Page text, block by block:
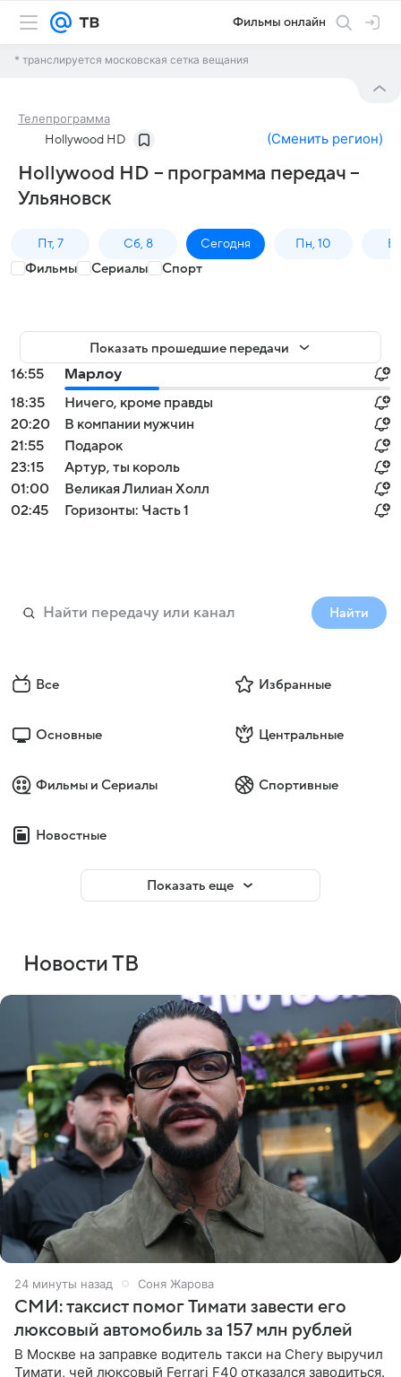
Фильмы онлайн
* транслируется московская сетка вещания
Телепрограмма
Hollywood HD (Сменить регион)
Hollywood HD – программа передач –
Ульяновск
Пт, 7 Сб, 8 Сегодня Пн, 10
Фильмы Сериалы Спорт
Показать прошедшие передачи
16:55
Марлоу
18:35
Ничего, кроме правды
20:20
В компании мужчин
21:55
Подарок
23:15
Артур, ты король
01:00
Великая Лилиан Холл
02:45
Горизонты: Часть 1
Найти
Все Избранные
Основные Центральные
Фильмы и Сериалы Спортивные
Новостные
Показать еще
Новости ТВ
24 минуты назад Соня Жарова
СМИ: таксист помог Тимати завести его
люксовый автомобиль за 157 млн рублей
В Москве на заправке водитель такси на Chery выручил
Тимати, чей люксовый Ferrari F40 отказался заводиться.